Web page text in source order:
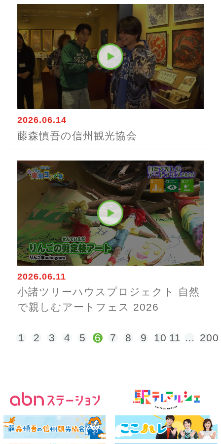
2026.06.14
藤森慎吾の信州観光協会
2026.06.11
小諸ツリーハウスプロジェクト 自然
で親しむアートフェス 2026
1 2 3 4 5 6 7 8 9 10 11 … 200